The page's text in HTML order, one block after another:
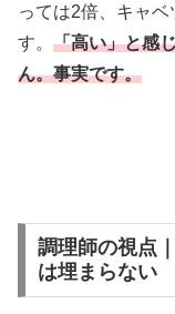
っては2倍、キャ
す。 「高い」と感
ん。事実です。
調理師の視点
は埋まらない